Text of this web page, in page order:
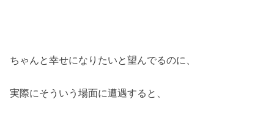
ちゃんと幸せになりたいと望んでるのに、
実際にそういう場面に遭遇すると、